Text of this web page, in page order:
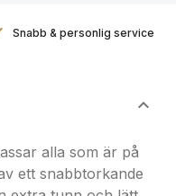
Snabb & personlig service
alla som är på
ett snabbtorkande